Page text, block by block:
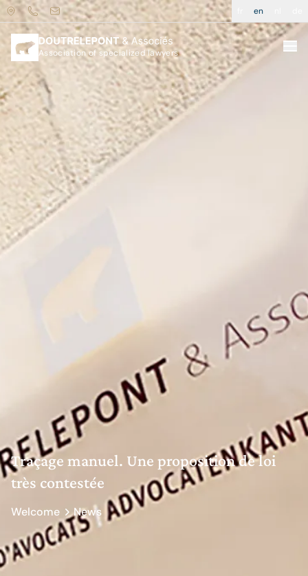
en
Association of specialized lawyers
Traçage manuel. Une proposition de loi
très contestée
Welcome News